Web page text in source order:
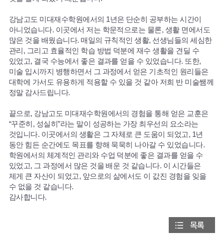
강남고도 미대재수학원에서의 1년은 단순히 공부하는 시간이
아니었습니다. 이곳에서 저는 학문적으로는 물론, 생활 면에서도
많은 것을 배웠습니다. 매일의 규칙적인 생활, 선생님들의 세심한
관리, 그리고 효율적인 학습 방법 덕분에 재수 생활을 견딜 수
있었고, 결국 수능에서 좋은 결과를 얻을 수 있었습니다. 또한,
미술 입시까지 병행하면서 그 과정에서 얻은 기초적인 원리들은
대학에 가서도 유용하게 적용할 수 있을 것 같아 저희 반 미술쌤께
정말 감사드립니다.
끝으로, 강남고도 미대재수학원에서의 경험을 통해 얻은 교훈은
“꾸준히, 성실히”라는 말이 성공하는 가장 최우선의 요소라는
것입니다. 이곳에서의 생활은 그 자체로 큰 도움이 되었고, 1년
동안 힘든 순간에도 목표를 향해 묵묵히 나아갈 수 있었습니다.
학원에서의 체계적인 관리와 수업 덕분에 좋은 결과를 얻을 수
있었고, 그 과정에서 많은 것을 배운 것 같습니다. 이 시간들은
제게 큰 자산이 되었고, 앞으로의 삶에서도 이 값진 경험을 잊을
수 없을 것 같습니다.
감사합니다.